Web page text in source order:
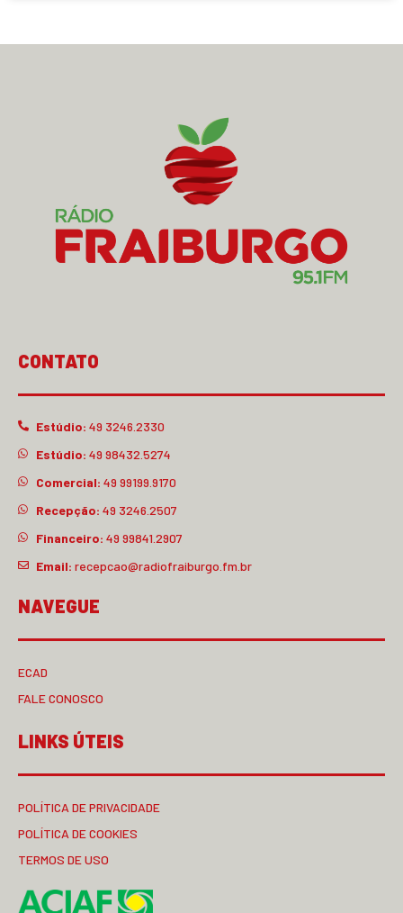
CONTATO
Estúdio: 49 3246.2330
Estúdio: 49 98432.5274
Comercial: 49 99199.9170
Recepção: 49 3246.2507
Financeiro: 49 99841.2907
Email: recepcao@radiofraiburgo.fm.br
NAVEGUE
ECAD
FALE CONOSCO
LINKS ÚTEIS
POLÍTICA DE PRIVACIDADE
POLÍTICA DE COOKIES
TERMOS DE USO